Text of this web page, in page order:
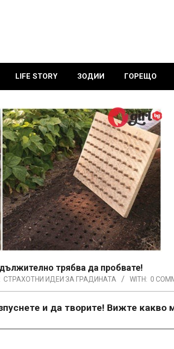
LIFE STORY ЗОДИИ ГОРЕЩО
трябва да пробвате!
СТРАХОТНИ ИДЕИ ЗА ГРАДИНАТА WITH: 0
и да творите! Вижте какво